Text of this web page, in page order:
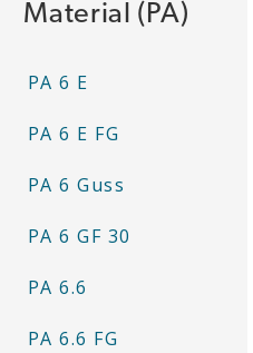
Material (PA)
PA 6 E
PA 6 E FG
PA 6 Guss
PA 6 GF 30
PA 6.6
PA 6.6 FG